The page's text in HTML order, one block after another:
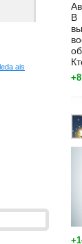
В
+8
leda ais